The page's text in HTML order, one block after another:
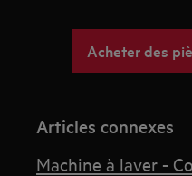
Acheter des
Articles connexes
Machine à laver -